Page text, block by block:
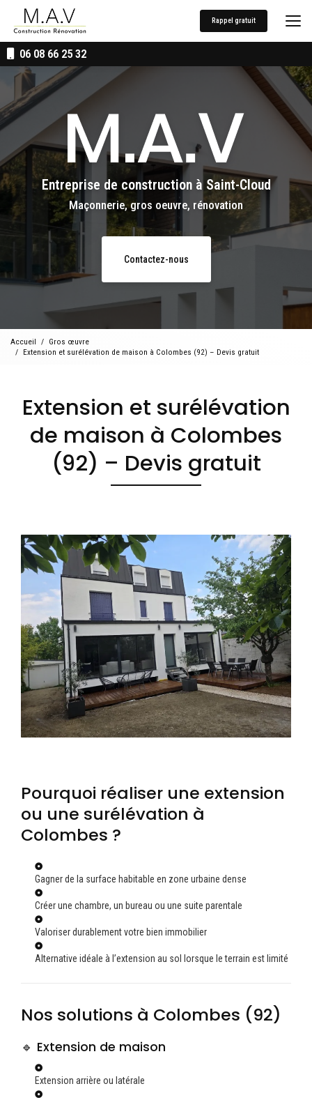
contenu
principal
06 08 66 25 32
Rappel gratuit
Entreprise de construction à Saint-Cloud
Maçonnerie, gros oeuvre, rénovation
Contactez-nous
Accueil
Gros œuvre
Extension et surélévation de maison à Colombes (92) – Devis gratuit
Extension et surélévation
de maison à Colombes
(92) – Devis gratuit
Pourquoi réaliser une extension
ou une surélévation à
Colombes ?
Gagner de la surface habitable en zone urbaine dense
Créer une chambre, un bureau ou une suite parentale
Valoriser durablement votre bien immobilier
Alternative idéale à l’extension au sol lorsque le terrain est limité
Nos solutions à Colombes (92)
🔹 Extension de maison
Extension arrière ou latérale